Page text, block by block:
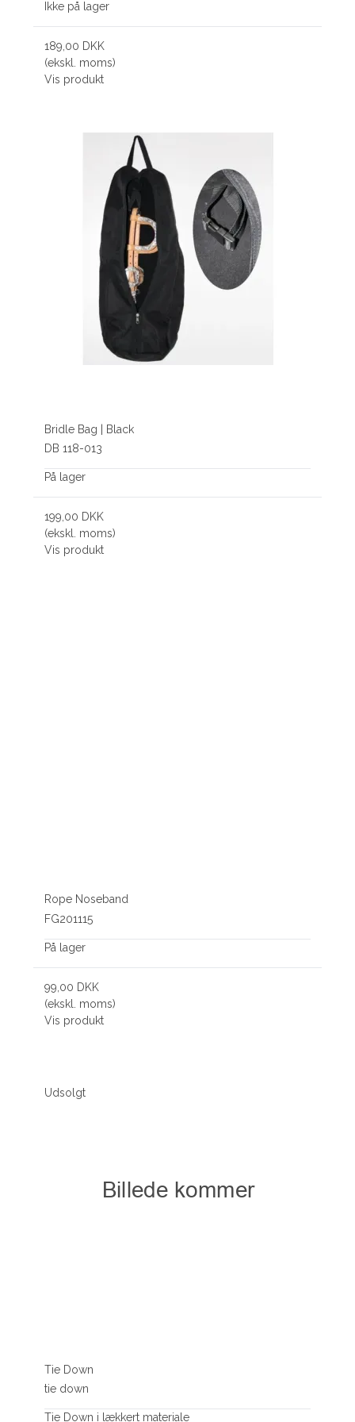
Ikke på lager
189,00 DKK
(ekskl. moms)
Vis produkt
Bridle Bag | Black
DB 118-013
På lager
199,00 DKK
(ekskl. moms)
Vis produkt
Rope Noseband
FG201115
På lager
99,00 DKK
(ekskl. moms)
Vis produkt
Udsolgt
Tie Down
tie down
Tie Down i lækkert materiale